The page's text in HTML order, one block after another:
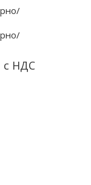
с НДС